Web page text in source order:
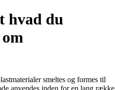
hvad du
smeltes og formes til
anvendes inden for en lang række